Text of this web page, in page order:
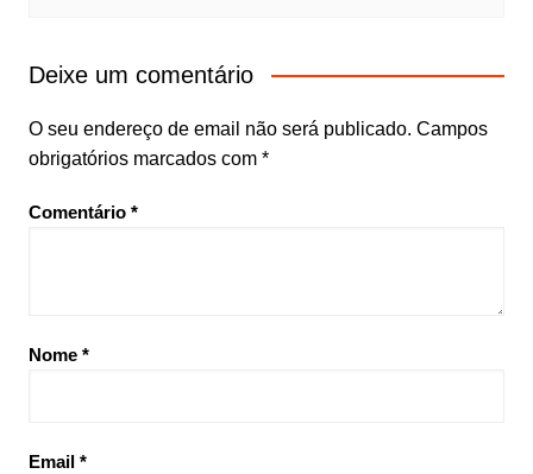
Deixe um comentário
O seu endereço de email não será publicado. Campos
obrigatórios marcados com *
Comentário *
Nome *
Email *